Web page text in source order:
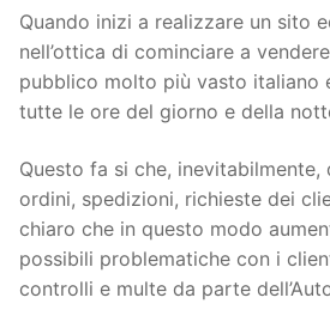
Quando inizi a realizzare un sito
nell’ottica di cominciare a
pubblico molto più vasto italiano
tutte le ore del giorno e della
Questo fa si che, inevitabilmente,
ordini, spedizioni, richieste dei
chiaro che in questo modo
possibili problematiche con i
controlli e multe da parte